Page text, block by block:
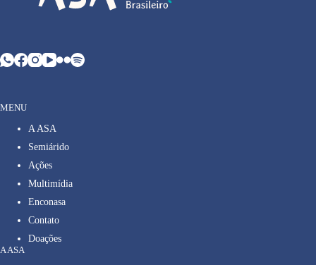
MENU
A ASA
Semiárido
Ações
Multimídia
Enconasa
Contato
Doações
A ASA